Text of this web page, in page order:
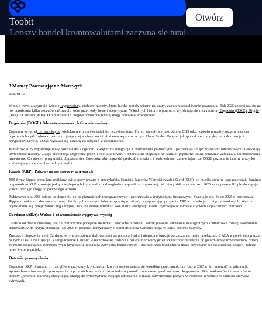
Toobit
Lepszy handel kryptowalutami zaczyna się tutaj
Otwórz
3 Monety Powracające z Martwych
2025-01-03
W stale rozwijającym się świeciekryptowaluty, niektóre monety, które kiedyś zostały spisane na straty, często nieoczekiwanie powracają. Rok 2025 zapowiada się na
rok odrodzenia kilku aktywów cyfrowych, które przetrwały bessę i sceptycyzm. Wśród tych historii o powrocie wyróżniają się trzy monety: Dogecoin (DOGE),
Ripple
(XRP), ICardano (ADA). Oto dlaczego te niegdyś odrzucone tokeny mogą ponownie prosperować.
Dogecoin (DOGE): Moneta memowa, która nie umiera
Dogecoin, oryginałten sam kącik, wielokrotnie przeciwstawiał się oczekiwaniom. To, co zaczęło się jako żart w 2013 roku, zyskało poważny rozgłos podczas
poprzednich cykli byków dzięki entuzjastycznej społeczności i głośnemu wsparciu, w tym Elona Muska. Po tym, jak spotkał się z krytyką za brak rozwoju i
przypadków użycia, DOGE wydawał się skazany na odejście w zapomnienie.
Jednak rok 2025 sygnalizuje nowy rozdział dla Dogecoin. Zwiększona integracja z platformami płatniczymi i partnerstwa ze sprzedawcami internetowymi zwiększają
użyteczność monety. Ciągła akceptacja Dogecoina przez Teslę jako towaru i potencjalna ekspansja na bardziej popularne usługi ponownie wzbudzają zainteresowanie
inwestorów. Co więcej, programiści ulepszają sieć Dogecoin, aby poprawić prędkość transakcji i skalowalność, zapewniając, że DOGE pozostanie istotny w szybko
zmieniającym się krajobrazie kryptowalut.
Ripple (XRP): Pokonywanie sporów prawnych
XRP firmy Ripple przez lata uwikłany był w spory prawne z amerykańską Komisją Papierów Wartościowych i Giełd (SEC), co rzuciło cień na jego potencjał. Pomimo
niepowodzeń XRP pozostaje jedną z najlepszych kryptowalut pod względem kapitalizacji rynkowej. W miarę zbliżania się roku 2025 spory prawne Ripple dobiegają
końca, oferując drogę do ponownego wzrostu.
Podstawowa siła XRP polega na skupieniu się na płatnościach transgranicznych i partnerstwie z instytucjami finansowymi. Oczekuje się, że do 2025 r. partnerstwa
Ripple z bankami i dostawcami usług płatniczych na całym świecie będą się rozwijać, przyspieszając przyjęcie XRP w transakcjach międzynarodowych. Wraz z
pojawieniem się przejrzystości regulacyjnej XRP ma szansę odzyskać swój status wiodącego zasobu cyfrowego w zakresie szybkich i opłacalnych płatności.
Cardano (ADA): Wolno i równomiernie wygrywa wyścig
Cardano od dawna chwalony jest za metodyczne podejście do tematuBlockchainrozwój. Jednak powolne wdrażanie inteligentnych kontraktów i rozwój ekosystemu
doprowadziły do ​​krytyki stagnacji. Do 2025 r. pacjenci korzystający z planu działania Cardano mogą w końcu odebrać nagrody.
Znaczące ulepszenia sieci Cardano, w tym ulepszenia skalowalności za pomocą Hydra i ulepszone funkcje zarządzania, mają przekształcić ADA w potężnego gracza
na rynku DeFi iNFTspacje. Zaangażowanie Cardano w recenzowane badania i rozwój kierowany przez społeczność zapewnia długoterminowy zrównoważony rozwój.
W miarę dojrzewania szerszego rynku kryptowalut reputacja ADA jako bezpiecznego i skalowalnego blockchaina może przyczynić się do znacznej adopcji, tchnąc
nowe życie w projekt.
Ostatnie przemyślenia
Dogecoin, XRP i Cardano to trzy główne przykłady kryptowalut, które przeciwstawiają się wszelkim przeciwnościom losu w 2025 r. Ich zdolność do adaptacji,
wprowadzania innowacji i pokonywania poprzednich wyzwań odzwierciedla odporność i nieprzewidywalność rynku kryptowalut. Dla handlowców i inwestorów te
monety „powrotu” stanowią ekscytującą okazję do wykorzystania swojego odrodzenia w miarę odzyskiwania pozycji w czołówce rewolucji w zakresie aktywów
cyfrowych.